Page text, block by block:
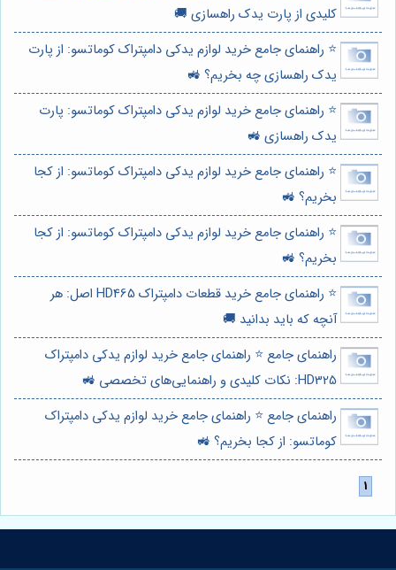
کلیدی از پارت یدک راهسازی 🚚
⭐️ راهنمای جامع خرید لوازم یدکی دامپتراک کوماتسو: از پارت
یدک راهسازی چه بخریم؟ 🚜
⭐️ راهنمای جامع خرید لوازم یدکی دامپتراک کوماتسو: پارت
یدک راهسازی 🚜
⭐️ راهنمای جامع خرید لوازم یدکی دامپتراک کوماتسو: از کجا
بخریم؟ 🚜
⭐️ راهنمای جامع خرید لوازم یدکی دامپتراک کوماتسو: از کجا
بخریم؟ 🚜
⭐️ راهنمای جامع خرید قطعات دامپتراک HD465 اصل: هر
آنچه که باید بدانید 🚚
راهنمای جامع ⭐️ راهنمای جامع خرید لوازم یدکی دامپتراک
HD325: نکات کلیدی و راهنمایی‌های تخصصی 🚜
راهنمای جامع ⭐️ راهنمای جامع خرید لوازم یدکی دامپتراک
کوماتسو: از کجا بخریم؟ 🚜